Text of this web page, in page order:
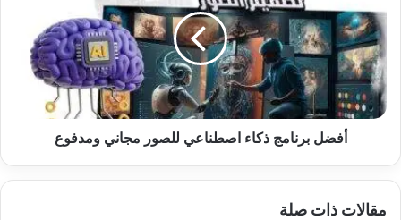
اصطناعي
للصور
مجاني
ومدفوع
أفضل برنامج ذكاء اصطناعي للصور مجاني ومدفوع
مقالات ذات صلة